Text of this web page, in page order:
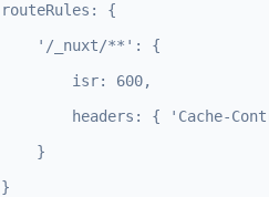
routeRules: {
    '/_nuxt/**': {
        isr: 600,
headers: { 'Cache-
    }
}